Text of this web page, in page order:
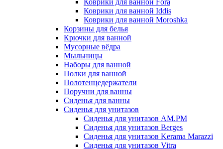
Коврики для ванной Fora
Коврики для ванной Iddis
Коврики для ванной Moroshka
Корзины для белья
Крючки для ванной
Мусорные вёдра
Мыльницы
Наборы для ванной
Полки для ванной
Полотенцедержатели
Поручни для ванны
Сиденья для ванны
Сиденья для унитазов
Сиденья для унитазов AM.PM
Сиденья для унитазов Berges
Сиденья для унитазов Kerama Marazzi
Сиденья для унитазов Vitra